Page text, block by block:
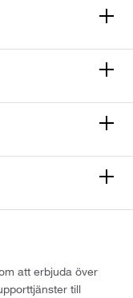
att erbjuda över
till